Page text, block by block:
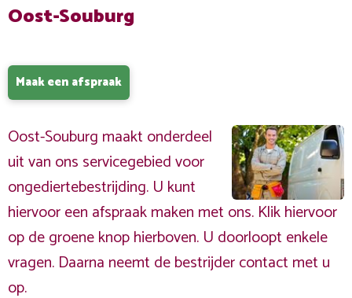
Oost-Souburg
Maak een afspraak
Oost-Souburg maakt onderdeel
uit van ons servicegebied voor
ongediertebestrijding. U kunt
hiervoor een afspraak maken met ons. Klik hiervoor
op de groene knop hierboven. U doorloopt enkele
vragen. Daarna neemt de bestrijder contact met u
op.